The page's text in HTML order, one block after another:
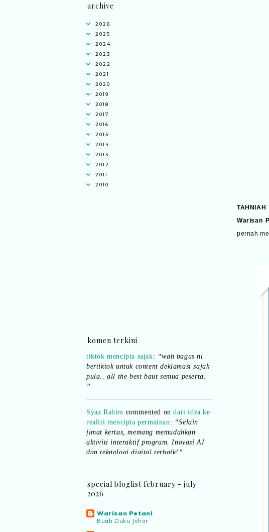
TAHNIAH
Warisan
pernah
archive
2026
2025
2024
2023
2022
2021
2020
2019
2018
2017
2016
2015
2014
2013
2012
2011
2010
komen terkini
tiktok mencipta sajak
bertiktok untuk content deklamasi sajak
pula.. all the best baut semua peserta.
”
Syaz Rahimcommented ondari idea ke
realiti mencipta permainan:“Selain
jimat kertas, memang memudahkan
aktiviti interaktif program. Inovasi AI
dan teknologi digital terbaik!”
“Menarik sungguh Pertandingan TikTok
Mencipta Sajak Kemerdekaan 2026 dari
bakat puisi kebangsaan dan
patriotisme.”
special bloglist february - july
2026
Warisan Petani
Buah Duku Johor